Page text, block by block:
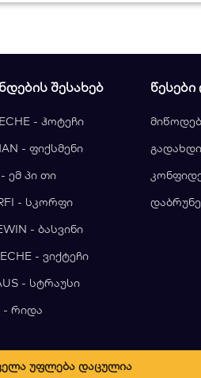
ᲨᲔᲡᲐᲮᲔᲑ
- ჰოტეჩი
- ფიქსმენი
ემ პი თი
- სკორფი
- ბასვინი
- ვიქტეჩი
- სტრაუსი
- რიდა
უფლება დაცულია